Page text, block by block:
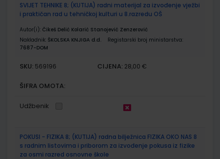
SVIJET TEHNIKE 8; (KUTIJA) radni materijal za izvođenje vježbi
i praktičan rad u tehničkoj kulturi u 8.razredu OŠ
Autor(i): Čikeš Delić Kolarić Stanojević Zenzerović
Nakladnik: ŠKOLSKA KNJIGA d.d.
Registarski broj ministarstva:
7687-DOM
SKU: 569196 CIJENA: 28,00 €
ŠIFRA OMOTA:
Udžbenik
POKUSI - FIZIKA 8; (KUTIJA) radna bilježnica FIZIKA OKO NAS 8
s radnim listovima i priborom za izvođenje pokusa iz fizike
za osmi razred osnovne škole